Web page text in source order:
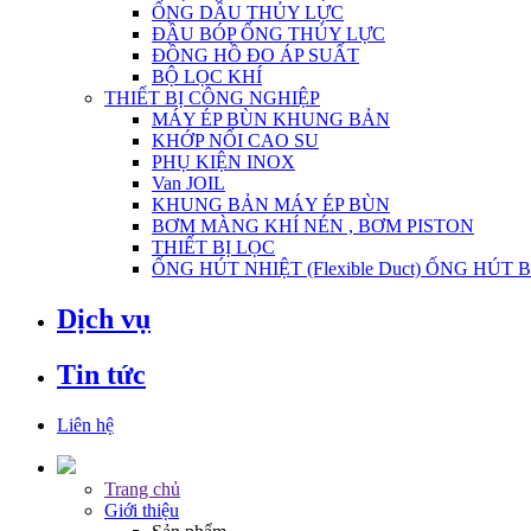
ỐNG DẦU THỦY LỰC
ĐẦU BÓP ỐNG THỦY LỰC
ĐỒNG HỒ ĐO ÁP SUẤT
BỘ LỌC KHÍ
THIẾT BỊ CÔNG NGHIỆP
MÁY ÉP BÙN KHUNG BẢN
KHỚP NỐI CAO SU
PHỤ KIỆN INOX
Van JOIL
KHUNG BẢN MÁY ÉP BÙN
BƠM MÀNG KHÍ NÉN , BƠM PISTON
THIẾT BỊ LỌC
ỐNG HÚT NHIỆT (Flexible Duct) ỐNG HÚT
Dịch vụ
Tin tức
Liên hệ
Trang chủ
Giới thiệu